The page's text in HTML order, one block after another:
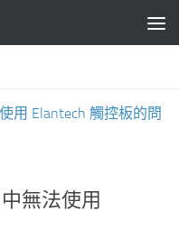
無法使用